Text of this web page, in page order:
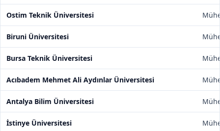
Ostim Teknik Üniversitesi
Biruni Üniversitesi
Bursa Teknik Üniversitesi
Acıbadem Mehmet Ali Aydınlar Üniversitesi
Antalya Bilim Üniversitesi
İstinye Üniversitesi